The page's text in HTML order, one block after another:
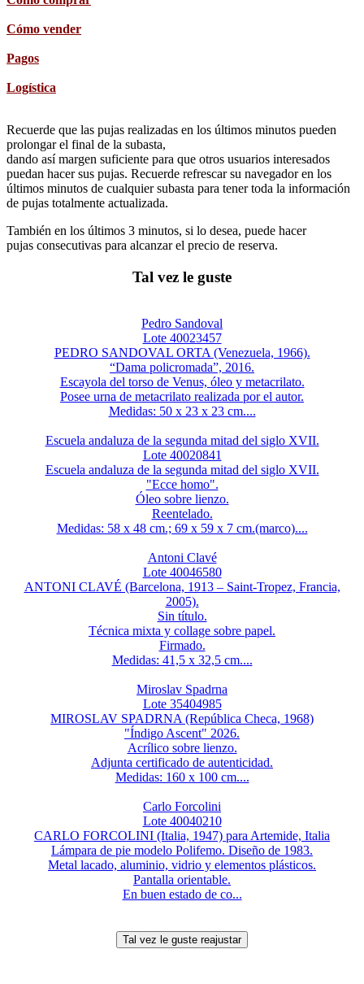
Cómo vender
Pagos
Logística
Recuerde que las pujas realizadas en los últimos minutos pueden
prolongar el final de la subasta,
dando así margen suficiente para que otros usuarios interesados
puedan hacer sus pujas. Recuerde refrescar su navegador en los
últimos minutos de cualquier subasta para tener toda la información
de pujas totalmente actualizada.
También en los últimos 3 minutos, si lo desea, puede hacer
pujas consecutivas para alcanzar el precio de reserva.
Tal vez le guste
Pedro Sandoval
Lote 40023457
PEDRO SANDOVAL ORTA (Venezuela, 1966).
“Dama policromada”, 2016.
Escayola del torso de Venus, óleo y metacrilato.
Posee urna de metacrilato realizada por el autor.
Medidas: 50 x 23 x 23 cm....
Escuela andaluza de la segunda mitad del siglo XVII.
Lote 40020841
Escuela andaluza de la segunda mitad del siglo XVII.
"Ecce homo".
Óleo sobre lienzo.
Reentelado.
Medidas: 58 x 48 cm.; 69 x 59 x 7 cm.(marco)....
Antoni Clavé
Lote 40046580
ANTONI CLAVÉ (Barcelona, 1913 – Saint-Tropez, Francia,
2005).
Sin título.
Técnica mixta y collage sobre papel.
Firmado.
Medidas: 41,5 x 32,5 cm....
Miroslav Spadrna
Lote 35404985
MIROSLAV SPADRNA (República Checa, 1968)
"Índigo Ascent" 2026.
Acrílico sobre lienzo.
Adjunta certificado de autenticidad.
Medidas: 160 x 100 cm....
Carlo Forcolini
Lote 40040210
CARLO FORCOLINI (Italia, 1947) para Artemide, Italia
Lámpara de pie modelo Polifemo. Diseño de 1983.
Metal lacado, aluminio, vidrio y elementos plásticos.
Pantalla orientable.
En buen estado de co...